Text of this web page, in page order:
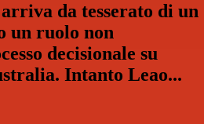
da tesserato di un
un ruolo non
decisionale su
Intanto Leao...